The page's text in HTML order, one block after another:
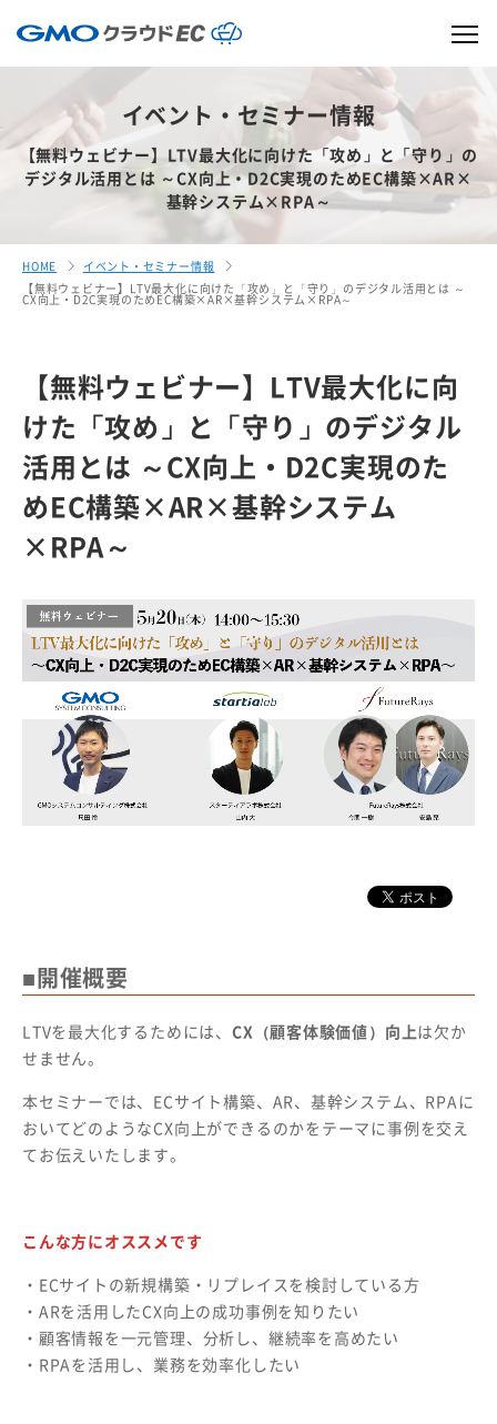
イベント・セミナー情報
【無料ウェビナー】LTV最大化に向けた「攻め」と「守り」の
デジタル活用とは ～CX向上・D2C実現のためEC構築×AR×
基幹システム×RPA～
HOME
イベント・セミナー情報
【無料ウェビナー】LTV最大化に向けた「攻め」と「守り」のデジタル活用とは ～
CX向上・D2C実現のためEC構築×AR×基幹システム×RPA～
【無料ウェビナー】LTV最大化に向
けた「攻め」と「守り」のデジタル
活用とは ～CX向上・D2C実現のた
めEC構築×AR×基幹システム
×RPA～
■開催概要
LTVを最大化するためには、 CX（顧客体験価値）向上は欠か
せません。
本セミナーでは、ECサイト構築、AR、基幹システム、RPAに
おいてどのようなCX向上ができるのかをテーマに事例を交え
てお伝えいたします。
こんな方にオススメです
・ECサイトの新規構築・リプレイスを検討している方
・ARを活用したCX向上の成功事例を知りたい
・顧客情報を一元管理、分析し、継続率を高めたい
・RPAを活用し、業務を効率化したい